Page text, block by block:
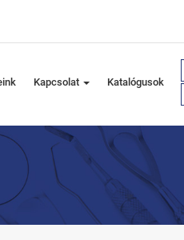
Kapcsolat Katalógusok